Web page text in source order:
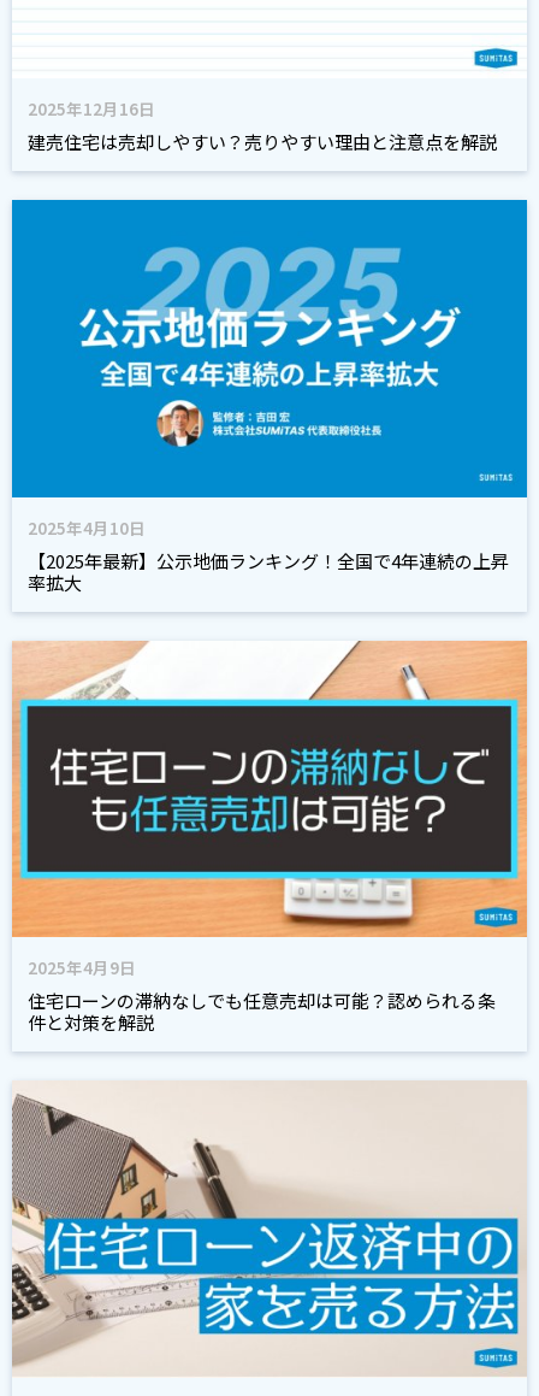
2025年12月16日
建売住宅は売却しやすい？売りやすい理由と注意点を解説
2025年4月10日
【2025年最新】公示地価ランキング！全国で4年連続の上昇
率拡大
2025年4月9日
住宅ローンの滞納なしでも任意売却は可能？認められる条
件と対策を解説